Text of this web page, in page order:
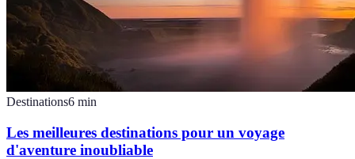
Destinations6 min
Les meilleures destinations pour un voyage
d'aventure inoubliable